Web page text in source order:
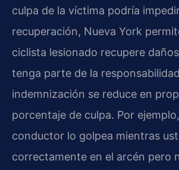
culpa de la víctima podría
recuperación, Nueva York
ciclista lesionado recupere
tenga parte de la
indemnización se reduce en
porcentaje de culpa. Por
conductor lo golpea mientras
correctamente en el arcén pero